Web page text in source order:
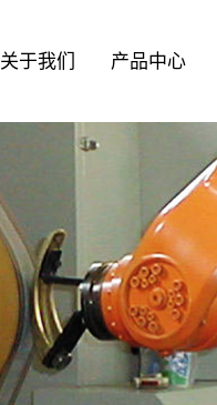
关于我们 产品中心